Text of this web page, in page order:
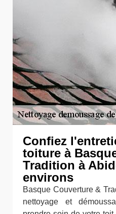
Confiez
toiture à
Tradition à
environs
Basque Couverture &
nettoyage et